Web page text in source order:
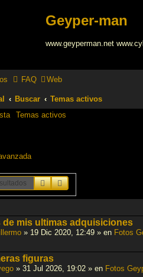
Geyper-man
www.geyperman.net
FAQ Web
Buscar
Temas activos
Temas activos
BuscarBúsqueda avanzada
de mis ultimas adquisiciones
» 19 Dic 2020, 12:49 » en Fotos
figuras
» 31 Jul 2026, 19:02 » en Fotos